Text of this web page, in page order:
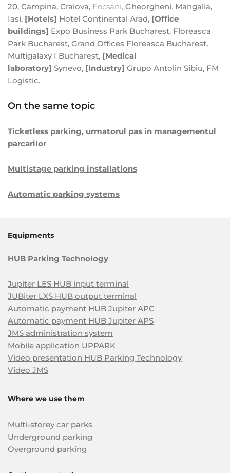
20, Campina, Craiova, Focsani, Gheorgheni, Mangalia,
Iasi, [Hotels] Hotel Continental Arad, [Office
buildings] Expo Business Park Bucharest, Floreasca
Park Bucharest, Grand Offices Floreasca Bucharest,
Multigalaxy I Bucharest, [Medical
laboratory] Synevo, [Industry] Grupo Antolin Sibiu, FM
Logistic.
On the same topic
Ticketless parking, urmatorul pas in managementul
parcarilor
Multistage parking installations
Automatic parking systems
Equipments
HUB Parking Technology
Jupiter LES HUB input terminal
JUBiter LXS HUB output terminal
Automatic payment HUB Jupiter APC
Automatic payment HUB Jupiter APS
JMS administration system
Mobile application UPPARK
Video presentation HUB Parking Technology
Video JMS
Where we use them
Multi-storey car parks
Underground parking
Overground parking